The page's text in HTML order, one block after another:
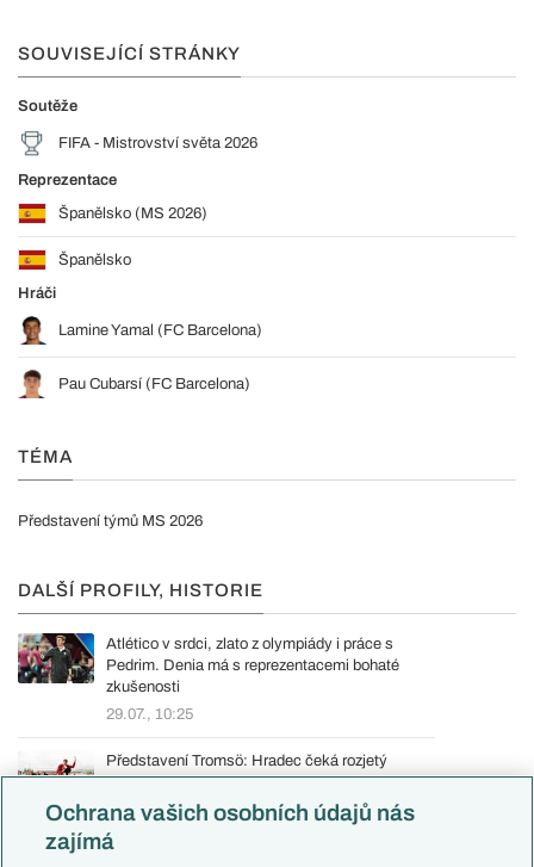
SOUVISEJÍCÍ STRÁNKY
Soutěže
FIFA - Mistrovství světa 2026
Reprezentace
Španělsko (MS 2026)
Španělsko
Hráči
Lamine Yamal (FC Barcelona)
Pau Cubarsí (FC Barcelona)
TÉMA
Představení týmů MS 2026
DALŠÍ PROFILY, HISTORIE
Atlético v srdci, zlato z olympiády i práce s
Pedrim. Denia má s reprezentacemi bohaté
zkušenosti
29.07., 10:25
Představení Tromsö: Hradec čeká rozjetý
soupeř a umělá tráva hluboko za polárním
kruhem
23.07., 12:20
Ochrana vašich osobních údajů nás
zajímá